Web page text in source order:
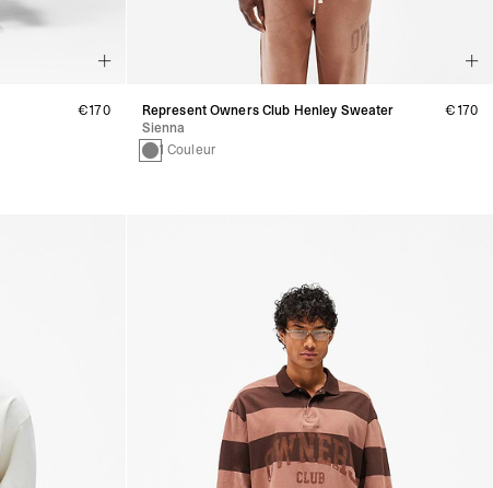
€170
Represent Owners Club Henley Sweater
Sienna
1 Couleur
€170